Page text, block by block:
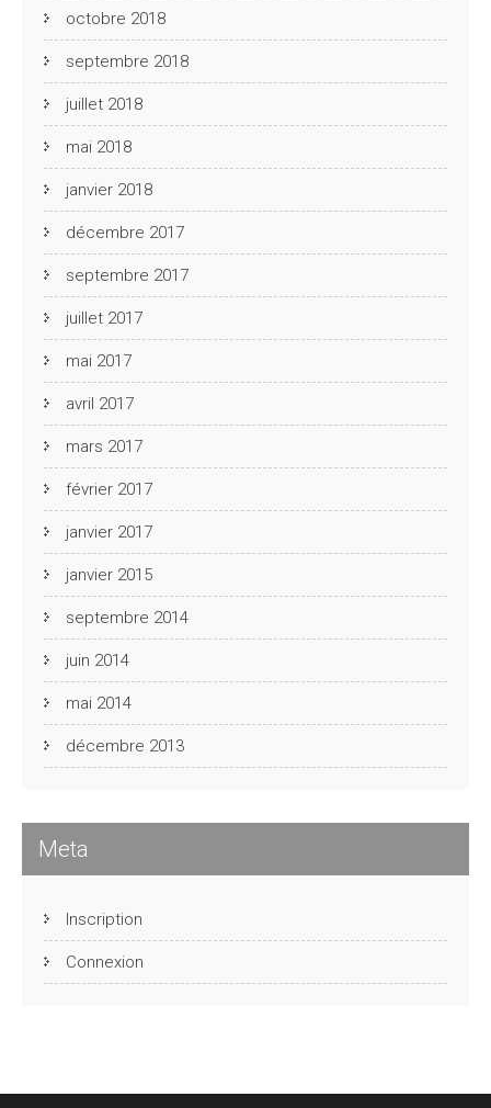
octobre 2018
septembre 2018
juillet 2018
mai 2018
janvier 2018
décembre 2017
septembre 2017
juillet 2017
mai 2017
avril 2017
mars 2017
février 2017
janvier 2017
janvier 2015
septembre 2014
juin 2014
mai 2014
décembre 2013
Meta
Inscription
Connexion